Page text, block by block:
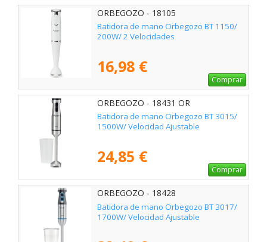
ORBEGOZO - 18105
Batidora de mano Orbegozo BT 1150/
200W/ 2 Velocidades
16,98 €
Comprar
ORBEGOZO - 18431 OR
Batidora de mano Orbegozo BT 3015/
1500W/ Velocidad Ajustable
24,85 €
Comprar
ORBEGOZO - 18428
Batidora de mano Orbegozo BT 3017/
1700W/ Velocidad Ajustable